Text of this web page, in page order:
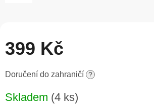
399 Kč
Měrná
Doručení do zahraničí ?
Skladem (4 ks)